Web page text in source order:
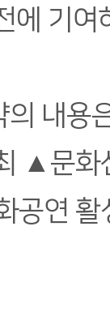
에 기여
의 내
▲문화
공연 활